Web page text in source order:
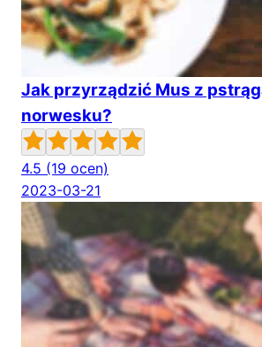
Jak przyrządzić Mus z
norwesku?
4.5 (19 ocen)
2023-03-21